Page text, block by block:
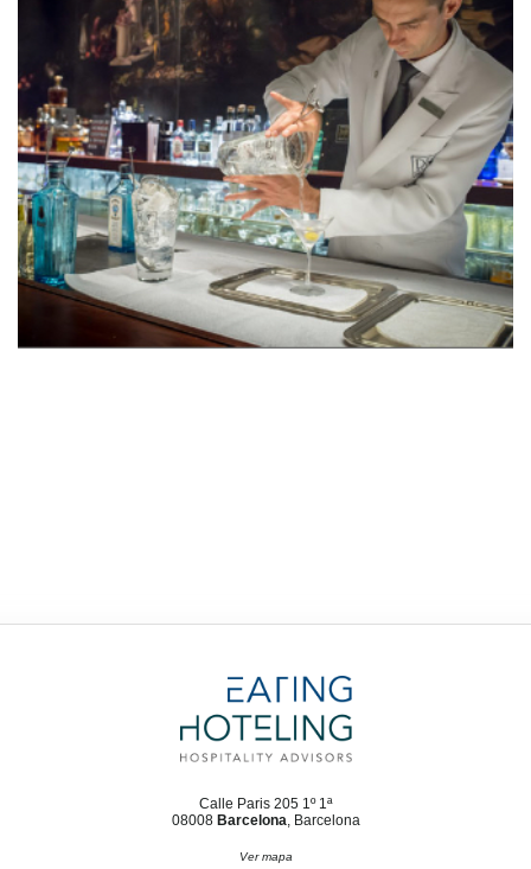
Calle Paris 205 1º 1ª
08008 Barcelona, Barcelona
Ver mapa